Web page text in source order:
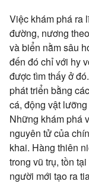
Việc khám phá ra
đường, nương
và biển nằm sâu
đến đó chỉ với hy
được tìm thấy ở
phát triển bằng
cá, động vật
Những khám phá
nguyên tử của
khai. Hàng thiên
trong vũ trụ, tồn
người mới tạo ra